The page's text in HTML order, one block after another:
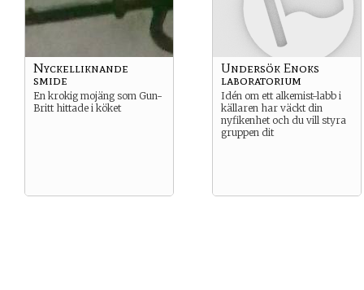
Nyckelliknande
smide
En krokig mojäng som Gun-
Britt hittade i köket
Undersök Enoks
laboratorium
Idén om ett alkemist-labb i
källaren har väckt din
nyfikenhet och du vill styra
gruppen dit